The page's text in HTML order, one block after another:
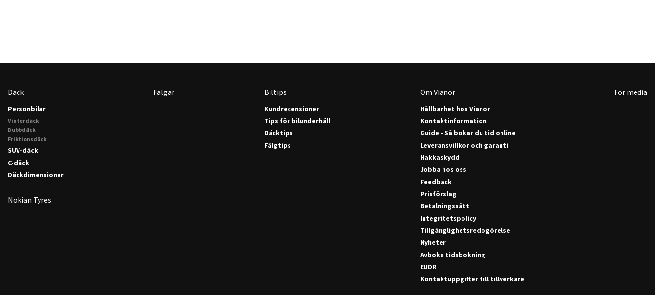
Däck
Personbilar
Vinterdäck
Dubbdäck
Friktionsdäck
SUV-däck
C-däck
Däckdimensioner
Nokian Tyres
Fälgar Biltips
Kundrecensioner
Tips för bilunderhåll
Däcktips
Fälgtips
Om Vianor
Hållbarhet hos Vianor
Kontaktinformation
Guide - Så bokar du tid online
Leveransvillkor och garanti
Hakkaskydd
Jobba hos oss
Feedback
Prisförslag
Betalningssätt
Integritetspolicy
Tillgänglighetsredogörelse
Nyheter
Avboka tidsbokning
EUDR
Kontaktuppgifter till tillverkare
För media